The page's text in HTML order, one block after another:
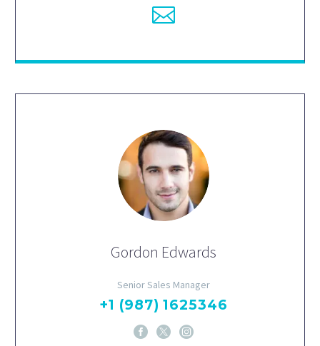
Gordon Edwards
Senior Sales Manager
+1 (987) 1625346